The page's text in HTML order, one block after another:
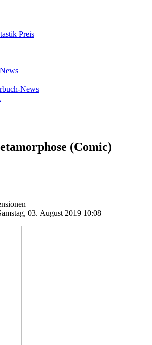
Preis
News
(Comic)
03. August 2019 10:08